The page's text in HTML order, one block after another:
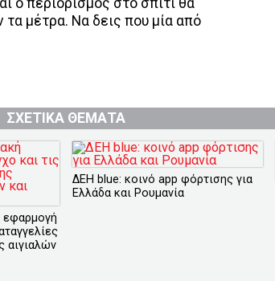
ο περιορισμός στο σπίτι θα
τα μέτρα. Να δεις που μία από
ΣΧΕΤΙΚΑ ΘΕΜΑΤΑ
εφαρμογή
αιγιαλών
ΔΕΗ blue: κοινό app φόρτισης για
Ελλάδα και Ρουμανία